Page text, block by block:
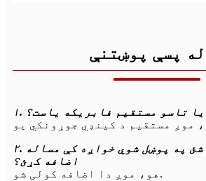
پسې پوښتنې
ایا تاسو مستقیم فابریکه یاست؟
۲. آیا تاسو کولی شئ په پوښل شوي خواږه کې مساله
اضافه کړئ؟
هو، موږ دا اضافه کولی شو.